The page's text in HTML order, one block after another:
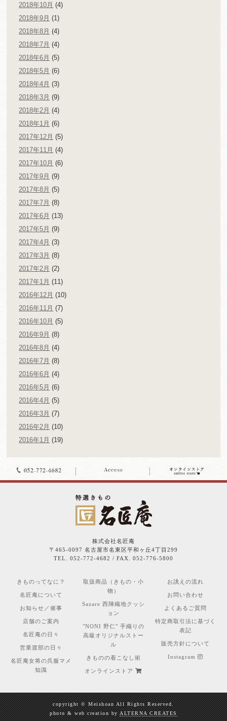
2018年10月 (4)
2018年9月 (1)
2018年8月 (4)
2018年7月 (4)
2018年6月 (5)
2018年5月 (6)
2018年4月 (3)
2018年3月 (9)
2018年2月 (4)
2018年1月 (6)
2017年12月 (5)
2017年11月 (4)
2017年10月 (6)
2017年9月 (9)
2017年8月 (5)
2017年7月 (8)
2017年6月 (13)
2017年5月 (9)
2017年4月 (3)
2017年3月 (8)
2017年2月 (2)
2017年1月 (11)
2016年12月 (10)
2016年11月 (7)
2016年10月 (5)
2016年9月 (8)
2016年8月 (4)
2016年7月 (8)
2016年6月 (4)
2016年5月 (6)
2016年4月 (5)
2016年3月 (7)
2016年2月 (10)
2016年1月 (19)
株式会社名匠庵
〒465-0097 名古屋市名東区平和ヶ丘4丁目299
TEL. 052-772-4682 / FAX. 052-776-5800
きものってなに？
名匠庵について
お知らせ／催事
店舗のご案内
名匠庵の日々
営業渡部の日々
名匠庵女将の呉服マメ
知識
取扱商品（きもの・小
物）
Sazare 西陣織地クッシ
ョン
"NONI 野仁" 手織りの
高級オリジナルストー
ル
きものの着こなし術
オンラインストア
お誂えの流れ
お問い合わせ
よくあるご質問
特定商取引法に基づく
表記
販売方針について
Instagram
copyright © Meishoan All Rights Reserved.
photo & web creation byALTERNA CREATES